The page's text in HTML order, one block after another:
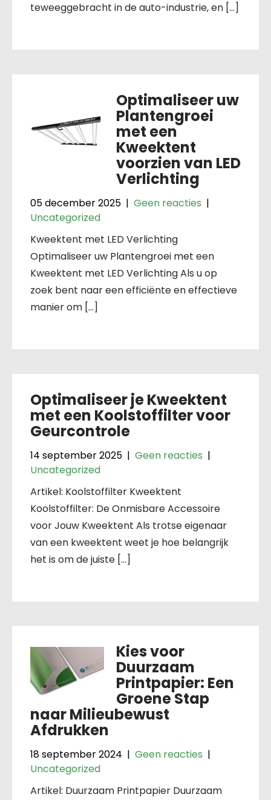
teweeggebracht in de auto-industrie, en […]
Optimaliseer uw
Plantengroei
met een
Kweektent
voorzien van LED
Verlichting
05 december 2025 | Geen reacties |
Uncategorized
Kweektent met LED Verlichting
Optimaliseer uw Plantengroei met een
Kweektent met LED Verlichting Als u op
zoek bent naar een efficiënte en effectieve
manier om […]
Optimaliseer je Kweektent
met een Koolstoffilter voor
Geurcontrole
14 september 2025 | Geen reacties |
Uncategorized
Artikel: Koolstoffilter Kweektent
Koolstoffilter: De Onmisbare Accessoire
voor Jouw Kweektent Als trotse eigenaar
van een kweektent weet je hoe belangrijk
het is om de juiste […]
Kies voor
Duurzaam
Printpapier: Een
Groene Stap
naar Milieubewust
Afdrukken
18 september 2024 | Geen reacties |
Uncategorized
Artikel: Duurzaam Printpapier Duurzaam